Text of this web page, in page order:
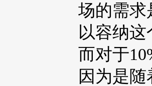
场的需求
以容纳
而对于
因为是